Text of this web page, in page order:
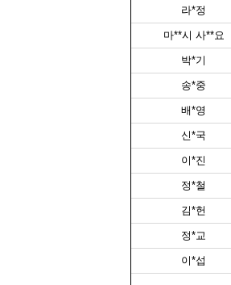
라*정
마**시 사**요
박*기
송*중
배*영
신*국
이*진
정*철
김*헌
정*교
이*섭